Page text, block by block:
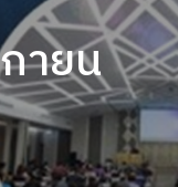
ายน